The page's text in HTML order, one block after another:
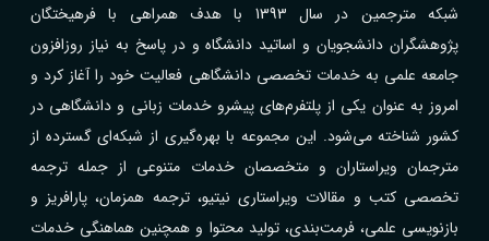
شبکه مترجمین در سال 1393 با هدف همراهی با فرهیختگان
پژوهشگران دانشجویان و اساتید دانشگاه و در پاسخ به نیاز روزافزون
جامعه علمی به خدمات تخصصی دانشگاهی فعالیت خود را آغاز کرد و
امروز به عنوان یکی از پلتفرم‌های پیشرو خدمات زبانی و دانشگاهی در
کشور شناخته می‌شود. این مجموعه با بهره‌گیری از شبکه‌ای گسترده از
مترجمان ویراستاران و متخصصان خدمات متنوعی از جمله ترجمه
تخصصی کتب و مقالات ویراستاری نیتیو، ترجمه همزمان، پارافریز و
بازنویسی علمی، فرمت‌بندی، تولید محتوا و همچنین هماهنگی خدمات